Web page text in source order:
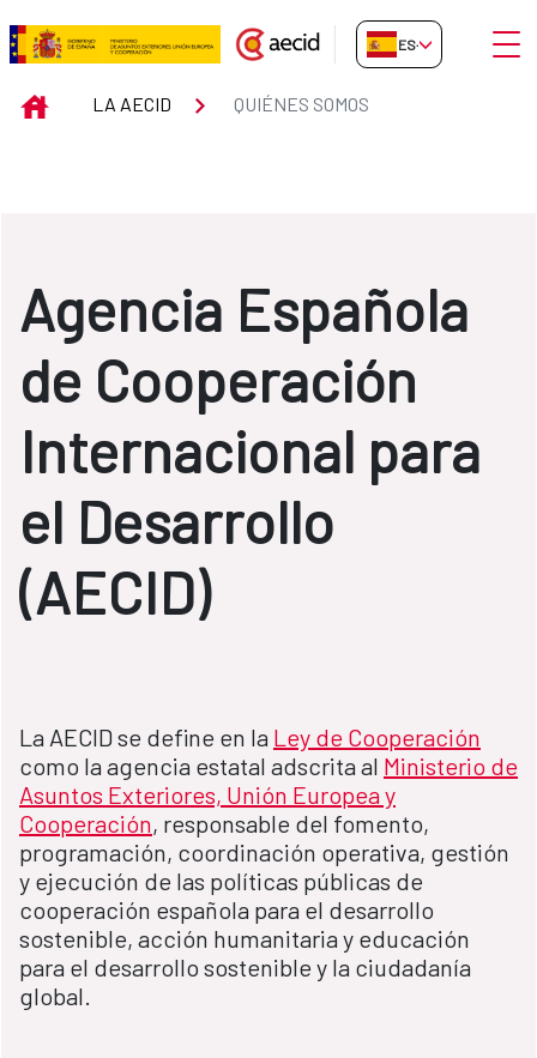
Saltar al contenido principal
Quiénes somos
ES-ES Abrir
INICIOLA AECID QUIÉNES SOMOS
Agencia Española
de Cooperación
Internacional para
el Desarrollo
(AECID)
La AECID se define en la Ley de Cooperación
como la agencia estatal adscrita al Ministerio de
Asuntos Exteriores, Unión Europea y
Cooperación, responsable del fomento,
programación, coordinación operativa, gestión
y ejecución de las políticas públicas de
cooperación española para el desarrollo
sostenible, acción humanitaria y educación
para el desarrollo sostenible y la ciudadanía
global.